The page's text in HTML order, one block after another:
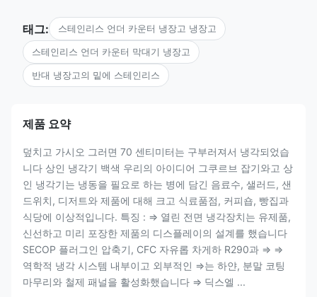
태그: 스테인리스 언더 카운터 냉장고 냉장고
스테인리스 언더 카운터 막대기 냉장고
반대 냉장고의 밑에 스테인리스
제품 요약
덮치고 가시오 그러면 70 센티미터는 구부러져서 냉각되었습
니다 상인 냉각기 백색 우리의 아이디어 그쿠르브 잡기와고 상
인 냉각기는 냉동을 필요로 하는 병에 담긴 음료수, 샐러드, 샌
드위치, 디저트와 제품에 대해 크고 식료품점, 커피숍, 빵집과
식당에 이상적입니다. 특징 : ⇒ 열린 전면 냉각장치는 유제품,
신선하고 미리 포장한 제품의 디스플레이의 설계를 했습니다
SECOP 플러그인 압축기, CFC 자유롭 차게하 R290과 ⇒ ⇒
역학적 냉각 시스템 내부이고 외부적인 ⇒는 하얀, 분말 코팅
마무리와 철제 패널을 활성화했습니다 ⇒ 딕스엘 ...